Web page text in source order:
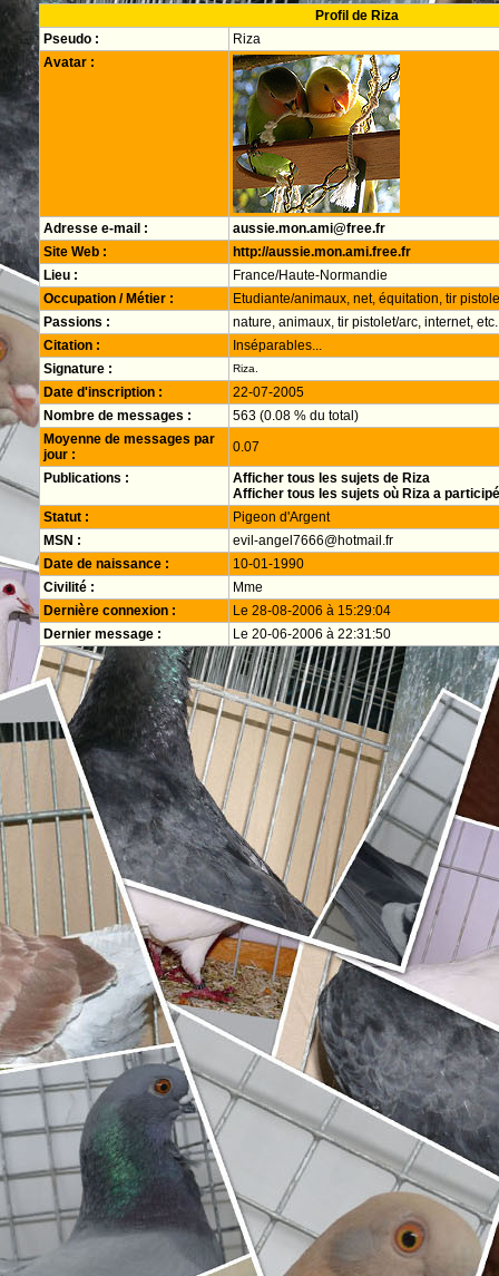
Profil de Riza
Pseudo :
Riza
Avatar :
Adresse e-mail :
aussie.mon.ami@free.fr
Site Web :
http://aussie.mon.ami.free.fr
Lieu :
France/Haute-Normandie
Occupation / Métier :
Etudiante/animaux, net, équitation, tir
Passions :
nature, animaux, tir pistolet/arc, internet,
Citation :
Inséparables...
Signature :
Riza.
Date d'inscription :
22-07-2005
Nombre de messages :
563 (0.08 % du total)
Moyenne de messages par
jour :
0.07
Publications :
Afficher tous les sujets de Riza
Afficher tous les sujets où Riza a participé
Statut :
Pigeon d'Argent
MSN :
evil-angel7666@hotmail.fr
Date de naissance :
10-01-1990
Civilité :
Mme
Dernière connexion :
Le 28-08-2006 à 15:29:04
Dernier message :
Le 20-06-2006 à 22:31:50